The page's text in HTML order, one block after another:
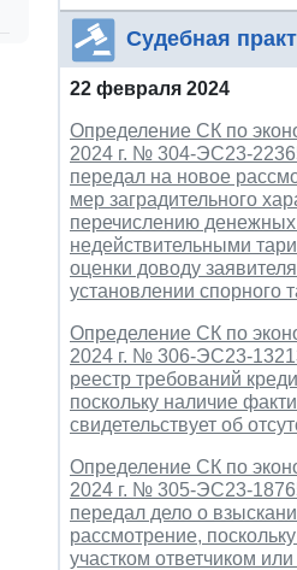
Судебная
22 февраля 2024
Определение СК по
2024 г. № 304-ЭС23-
передал на новое
мер заградительного
перечислению денежных
недействительными
оценки доводу
установлении спорного
Определение СК по
2024 г. № 306-ЭС23-
реестр требований
поскольку наличие
свидетельствует об
Определение СК по
2024 г. № 305-ЭС23-
передал дело о
рассмотрение,
участком ответчиком